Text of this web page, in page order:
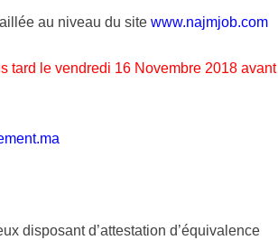
au niveau du sitewww.najmjob.com
tard le vendredi 16 Novembre 2018 avant
disposant d’attestation d’équivalence